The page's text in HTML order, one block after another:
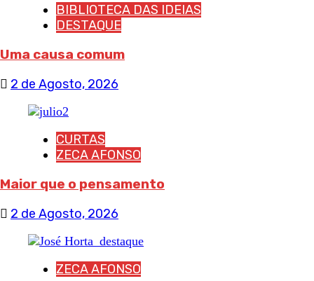
BIBLIOTECA DAS IDEIAS
DESTAQUE
Uma causa comum
2 de Agosto, 2026
CURTAS
ZECA AFONSO
Maior que o pensamento
2 de Agosto, 2026
ZECA AFONSO